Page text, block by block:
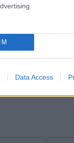
Data Access